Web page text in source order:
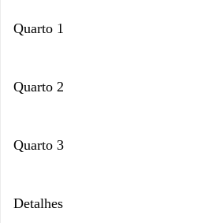
Quarto 1
Quarto 2
Quarto 3
Detalhes